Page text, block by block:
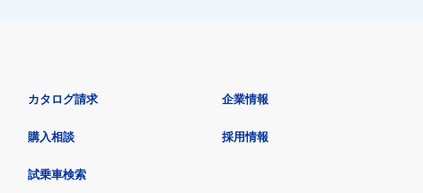
カタログ請求
購入相談
試乗車検索
企業情報
採用情報